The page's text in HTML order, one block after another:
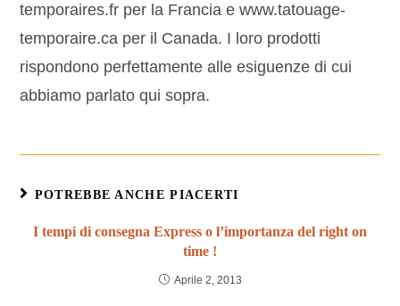
temporaires.fr per la Francia e www.tatouage-
temporaire.ca per il Canada. I loro prodotti
rispondono perfettamente alle esiguenze di cui
abbiamo parlato qui sopra.
POTREBBE ANCHE PIACERTI
I tempi di consegna Express o l’importanza del right on
time !
Aprile 2, 2013